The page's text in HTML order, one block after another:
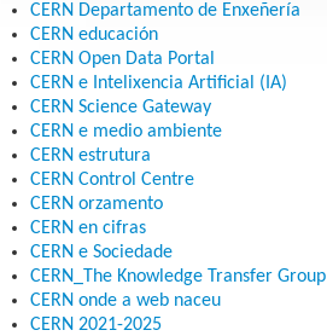
CERN Departamento de Enxeñería
CERN educación
CERN Open Data Portal
CERN e Intelixencia Artificial (IA)
CERN Science Gateway
CERN e medio ambiente
CERN estrutura
CERN Control Centre
CERN orzamento
CERN en cifras
CERN e Sociedade
CERN_The Knowledge Transfer Group
CERN onde a web naceu
CERN 2021-2025